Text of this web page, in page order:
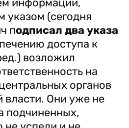
информации,
указом (сегодня
подписал два указа
доступа к
возложил
на
органов
власти. Они уже не
подчиненных,